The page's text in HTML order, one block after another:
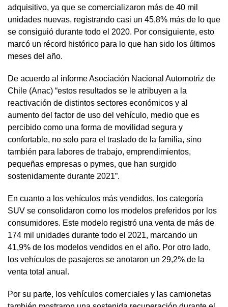
adquisitivo, ya que se comercializaron más de 40 mil
unidades nuevas, registrando casi un 45,8% más de lo que
se consiguió durante todo el 2020. Por consiguiente, esto
marcó un récord histórico para lo que han sido los últimos
meses del año.
De acuerdo al informe Asociación Nacional Automotriz de
Chile (Anac) “estos resultados se le atribuyen a la
reactivación de distintos sectores económicos y al
aumento del factor de uso del vehículo, medio que es
percibido como una forma de movilidad segura y
confortable, no solo para el traslado de la familia, sino
también para labores de trabajo, emprendimientos,
pequeñas empresas o pymes, que han surgido
sostenidamente durante 2021”.
En cuanto a los vehículos más vendidos, los categoría
SUV se consolidaron como los modelos preferidos por los
consumidores. Este modelo registró una venta de más de
174 mil unidades durante todo el 2021, marcando un
41,9% de los modelos vendidos en el año. Por otro lado,
los vehículos de pasajeros se anotaron un 29,2% de la
venta total anual.
Por su parte, los vehículos comerciales y las camionetas